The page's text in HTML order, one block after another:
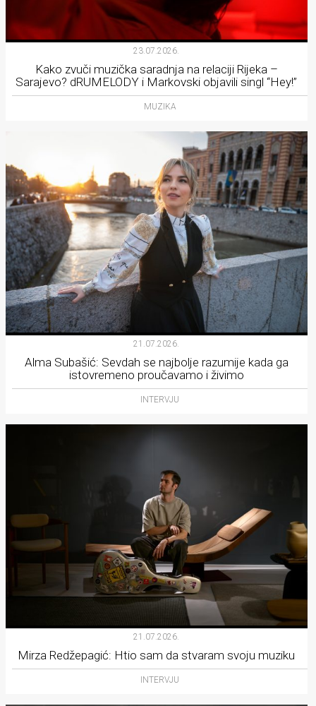
23.07.2026.
Kako zvuči muzička saradnja na relaciji Rijeka –
Sarajevo? dRUMELODY i Markovski objavili singl “Hey!”
MUZIKA
21.07.2026.
Alma Subašić: Sevdah se najbolje razumije kada ga
istovremeno proučavamo i živimo
INTERVJU
21.07.2026.
Mirza Redžepagić: Htio sam da stvaram svoju muziku
INTERVJU